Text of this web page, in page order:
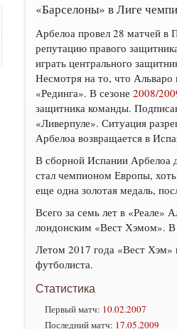
«Барселоны» в Лиге
Арбелоа провел 28 матчей в
репутацию правого
играть центрального
Несмотря на то, что Альваро
«Рединга». В сезоне2008/
защитника команды.
«Ливерпуле». Ситуация
Арбелоа возвращается в
В сборной Испании Арбелоа
стал чемпионом Европы,
еще одна золотая медаль,
Всего за семь лет в «Реале»
лондонским «Вест Хэмом». В
Летом 2017 года «Вест Хэм»
футболиста.
Статистика
Первый матч: 10.02.2007
Последний матч: 17.05.2009